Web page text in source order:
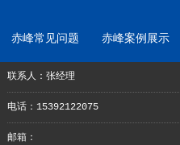
赤峰常见问题 赤峰案例展示
联系人：张经理
电话：15392122075
邮箱：